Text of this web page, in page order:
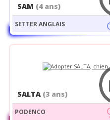
SAM (4 ans)
SETTER ANGLAIS
SALTA (3 ans)
PODENCO